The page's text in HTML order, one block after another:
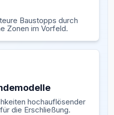
Baustopps durch
Zonen im Vorfeld.
hochauflösender
die Erschließung.